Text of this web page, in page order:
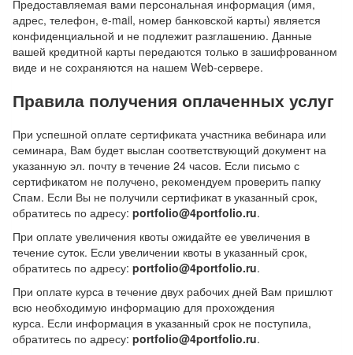
Предоставляемая вами персональная информация (имя,
адрес, телефон, e-mail, номер банковской карты) является
конфиденциальной и не подлежит разглашению. Данные
вашей кредитной карты передаются только в зашифрованном
виде и не сохраняются на нашем Web-сервере.
Правила получения оплаченных услуг
При успешной оплате сертификата участника вебинара или
семинара, Вам будет выслан соответствующий документ на
указанную эл. почту в течение 24 часов. Если письмо с
сертификатом не получено, рекомендуем проверить папку
Спам. Если Вы не получили сертификат в указанный срок,
обратитесь по адресу: portfolio@4portfolio.ru.
При оплате увеличения квоты ожидайте ее увеличения в
течение суток. Если увеличении квоты в указанный срок,
обратитесь по адресу: portfolio@4portfolio.ru.
При оплате курса в течение двух рабочих дней Вам пришлют
всю необходимую информацию для прохождения
курса. Если информация в указанный срок не поступила,
обратитесь по адресу: portfolio@4portfolio.ru.